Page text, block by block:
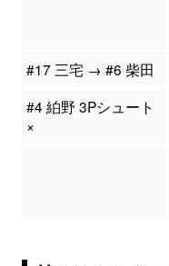
#17 三宅 → #6 柴田
#4 絈野 3Pシュート
×